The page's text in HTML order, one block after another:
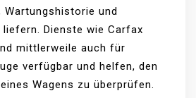
Wartungshistorie und
Dienste wie Carfax
mittlerweile auch für
verfügbar und helfen, den
Wagens zu überprüfen.